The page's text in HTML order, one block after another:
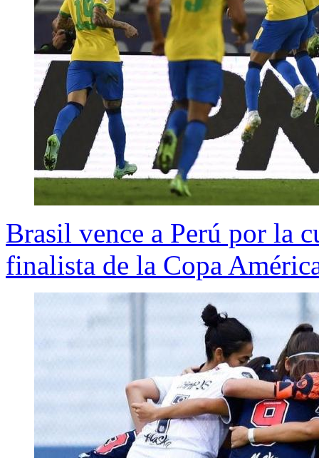
Brasil vence a Perú por la
finalista de la Copa